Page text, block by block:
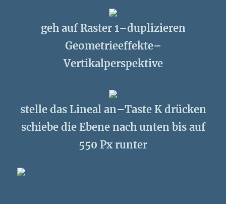
geh auf Raster 1–duplizieren
Geometrieeffekte–
Vertikalperspektive
stelle das Lineal an–Taste K drücken
schiebe die Ebene nach unten bis auf
550 Px runter